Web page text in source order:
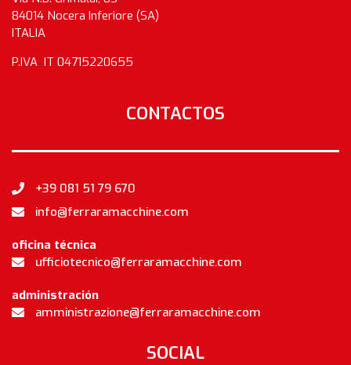
84014 Nocera Inferiore (SA)
ITALIA
P.IVA IT 04715220655
CONTACTOS
+39 081 51 79 670
info@ferraramacchine.com
oficina técnica
ufficiotecnico@ferraramacchine.com
administración
amministrazione@ferraramacchine.com
SOCIAL